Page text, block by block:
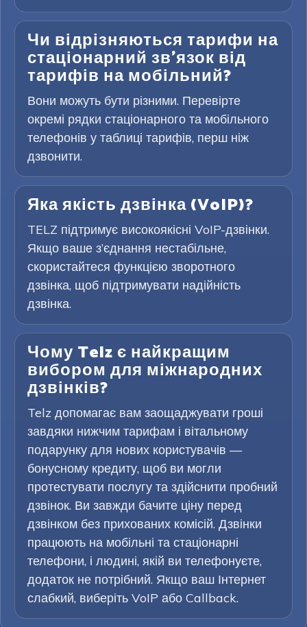
Чи відрізняються тарифи на
стаціонарний зв’язок від
тарифів на мобільний?
Вони можуть бути різними. Перевірте
окремі рядки стаціонарного та мобільного
телефонів у таблиці тарифів, перш ніж
дзвонити.
Яка якість дзвінка (VoIP)?
TELZ підтримує високоякісні VoIP-дзвінки.
Якщо ваше з’єднання нестабільне,
скористайтеся функцією зворотного
дзвінка, щоб підтримувати надійність
дзвінка.
Чому Telz є найкращим
вибором для міжнародних
дзвінків?
Telz допомагає вам заощаджувати гроші
завдяки нижчим тарифам і вітальному
подарунку для нових користувачів —
бонусному кредиту, щоб ви могли
протестувати послугу та здійснити пробний
дзвінок. Ви завжди бачите ціну перед
дзвінком без прихованих комісій. Дзвінки
працюють на мобільні та стаціонарні
телефони, і людині, якій ви телефонуєте,
додаток не потрібний. Якщо ваш Інтернет
слабкий, виберіть VoIP або Callback.